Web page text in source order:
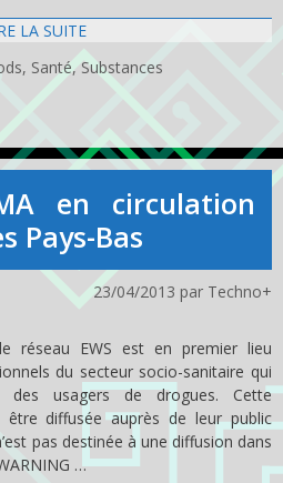
LA SUITE
, Santé,Substances
en circulation
Pays-Bas
23/04/2013 par Techno+
réseau EWS est en premier lieu
du secteur socio-sanitaire qui
usagers de drogues. Cette
diffusée auprès de leur public
pas destinée à une diffusion dans
…